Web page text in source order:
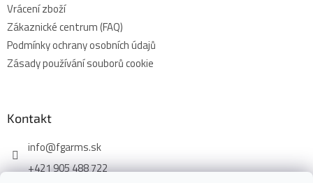
Vrácení zboží
Zákaznické centrum (FAQ)
Podmínky ochrany osobních údajů
Zásady používání souborů cookie
Kontakt
info@fgarms.sk
+421 905 488 722